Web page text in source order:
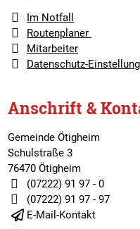
Im Notfall
Routenplaner
Mitarbeiter
Datenschutz-
Anschrift &
Gemeinde Ötigheim
Schulstraße 3
76470 Ötigheim
(07222) 91 97 - 0
(07222) 91 97 - 97
E-Mail-Kontakt